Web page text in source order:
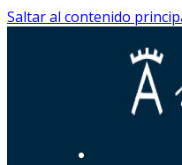
Saltar al contenido